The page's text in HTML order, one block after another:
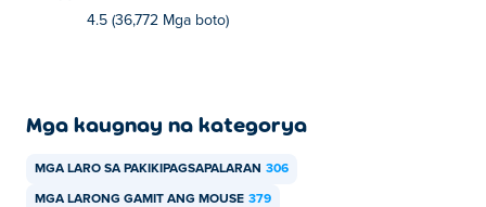
4.5 (36,772 Mga boto)
Mga kaugnay na kategorya
MGA LARO SA PAKIKIPAGSAPALARAN 306
MGA LARONG GAMIT ANG MOUSE 379